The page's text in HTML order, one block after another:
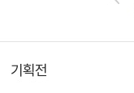
기획전